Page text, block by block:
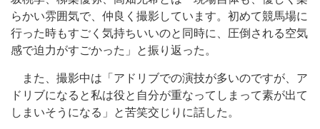
らかい雰囲気で、仲良く撮影しています。初めて競馬場に
行った時もすごく気持ちいいのと同時に、圧倒される空気
感で迫力がすごかった」と振り返った。
また、撮影中は「アドリブでの演技が多いのですが、ア
ドリブになると私は役と自分が重なってしまって素が出て
しまいそうになる」と苦笑交じりに話した。